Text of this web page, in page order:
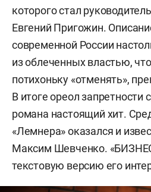
которого стал
Евгений Пригожин.
современной России
из облеченных властью,
потихоньку «отменять»,
В итоге ореол запретности
романа настоящий хит.
«Лемнера» оказался и
Максим Шевченко.
текстовую версию его